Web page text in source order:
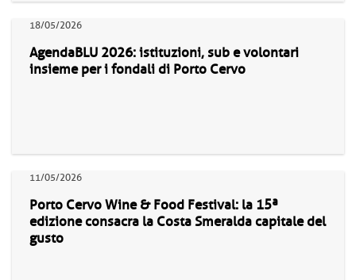
18/05/2026
AgendaBLU 2026: istituzioni, sub e volontari
insieme per i fondali di Porto Cervo
11/05/2026
Porto Cervo Wine & Food Festival: la 15ª
edizione consacra la Costa Smeralda capitale del
gusto